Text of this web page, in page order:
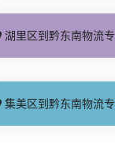
湖里区到黔东南物流专线_全程直达「多久时间」
集美区到黔东南物流专线_快运有保障「零担配货」